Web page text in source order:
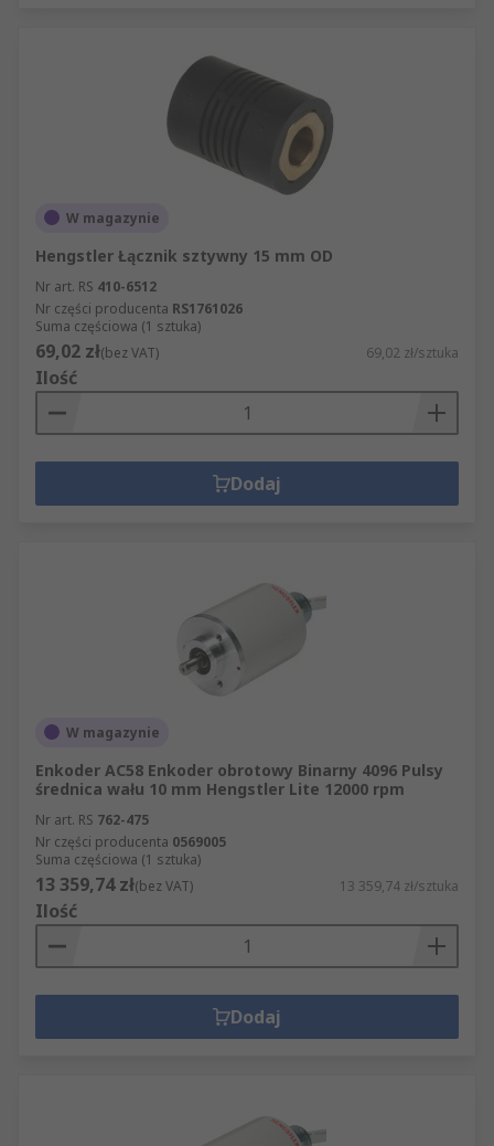
W magazynie
Hengstler Łącznik sztywny 15 mm OD
Nr art. RS 410-6512
Nr części producenta RS1761026
Suma częściowa (1 sztuka)
69,02 zł(bez VAT) 69,02 zł/sztuka
Ilość
Dodaj
W magazynie
Enkoder AC58 Enkoder obrotowy Binarny 4096 Pulsy
średnica wału 10 mm Hengstler Lite 12000 rpm
Nr art. RS 762-475
Nr części producenta 0569005
Suma częściowa (1 sztuka)
13 359,74 zł(bez VAT) 13 359,74 zł/sztuka
Ilość
Dodaj